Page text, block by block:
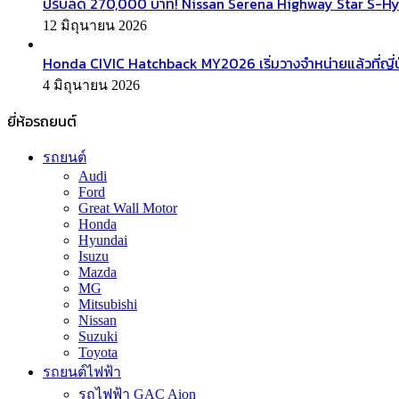
12 มิถุนายน 2026
Honda CIVIC Hatchback MY2026 เริ่มวางจำหน่ายแล้วที่
4 มิถุนายน 2026
ยี่ห้อรถยนต์
รถยนต์
Audi
Ford
Great Wall Motor
Honda
Hyundai
Isuzu
Mazda
MG
Mitsubishi
Nissan
Suzuki
Toyota
รถยนต์ไฟฟ้า
รถไฟฟ้า GAC Aion